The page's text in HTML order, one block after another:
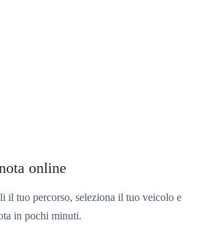
online
il tuo percorso, seleziona il tuo veicolo e
in pochi minuti.